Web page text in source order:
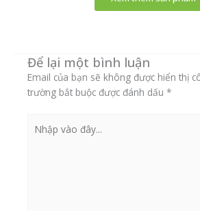
Để lại một bình luận
Email của bạn sẽ không được hiển thị
trường bắt buộc được đánh dấu *
vào